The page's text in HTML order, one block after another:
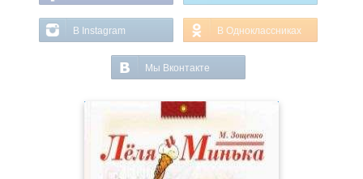
В Instagram В Одноклассниках
Мы Вконтакте